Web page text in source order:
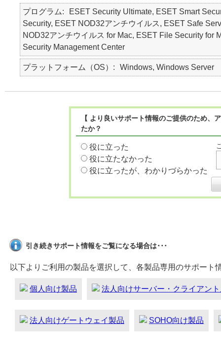
プログラム
ESET Security Ultimate, ESET Smart
Security, ESET NOD32アンチウイルス, ESET Safe
NOD32アンチウイルス for Mac, ESET File Security for
Security Management Center
プラットフォーム（OS） Windows, Windows Server
【 より良いサポート情報のご提供のため
たか？
役に立った
役に立たなかった
役に立ったが、わかりづらかった
引き続きサポート情報をご覧になる場合は･･･
以下よりご利用の製品を選択して、各製品専用のサポート
個人向け製品 法人向けサーバー・クライアン
法人向けゲートウェイ製品 SOHO向け製品